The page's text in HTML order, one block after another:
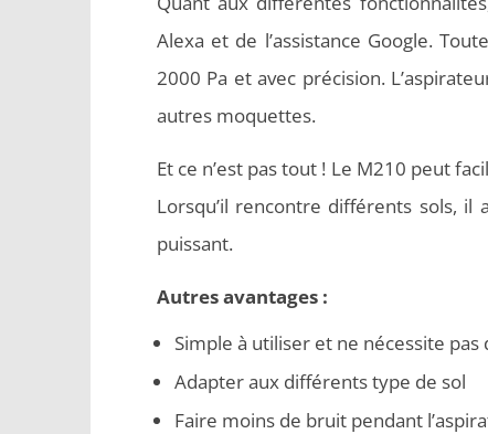
Alexa et de l’assistance Google.
2000 Pa et avec précision.
autres moquettes.
Et ce n’est pas tout ! Le M210 peut
Lorsqu’il rencontre différents sols, il
puissant.
Autres avantages :
Simple à utiliser et ne nécessite
Adapter aux différents type de sol
Faire moins de bruit pendant